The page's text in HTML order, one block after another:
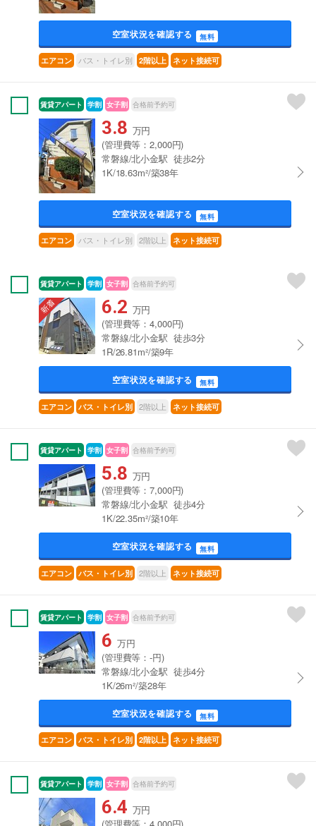
空室状況を確認する 無料
エアコン バス・トイレ別 2階以上 ネット接続可
賃貸アパート 学割 女子割 合格前予約可
3.8 万円
(管理費等：2,000円)
常磐線/北小金駅 徒歩2分
1K/18.63m²/築38年
空室状況を確認する 無料
エアコン バス・トイレ別 2階以上 ネット接続可
賃貸アパート 学割 女子割 合格前予約可
6.2 万円
(管理費等：4,000円)
常磐線/北小金駅 徒歩3分
1R/26.81m²/築9年
空室状況を確認する 無料
エアコン バス・トイレ別 2階以上 ネット接続可
賃貸アパート 学割 女子割 合格前予約可
5.8 万円
(管理費等：7,000円)
常磐線/北小金駅 徒歩4分
1K/22.35m²/築10年
空室状況を確認する 無料
エアコン バス・トイレ別 2階以上 ネット接続可
賃貸アパート 学割 女子割 合格前予約可
6 万円
(管理費等：-円)
常磐線/北小金駅 徒歩4分
1K/26m²/築28年
空室状況を確認する 無料
エアコン バス・トイレ別 2階以上 ネット接続可
賃貸アパート 学割 女子割 合格前予約可
6.4 万円
(管理費等：4,000円)